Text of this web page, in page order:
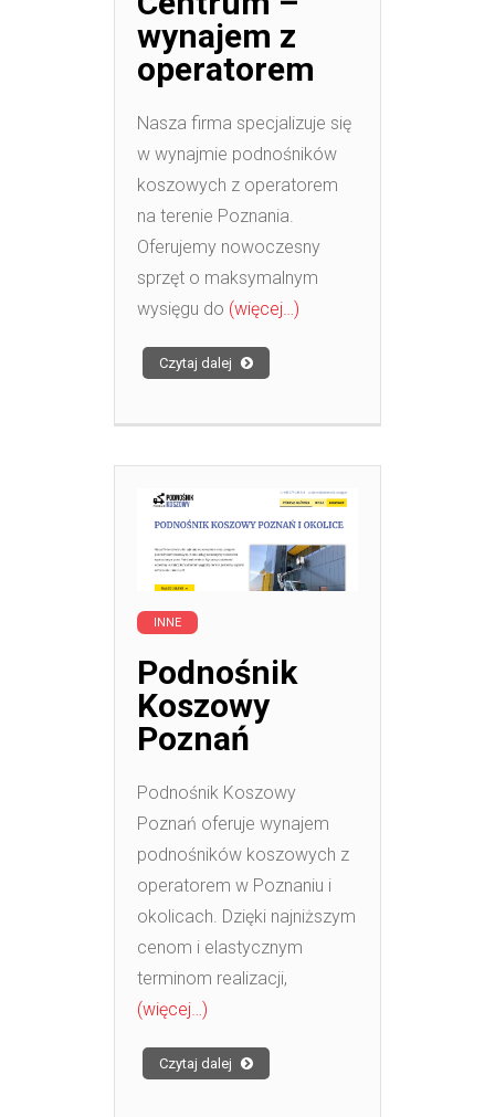
wynajem z
operatorem
Nasza firma specjalizuje się
w wynajmie podnośników
koszowych z operatorem
na terenie Poznania.
Oferujemy nowoczesny
sprzęt o maksymalnym
wysięgu do (więcej…)
Czytaj dalej
INNE
Podnośnik
Koszowy
Poznań
Podnośnik Koszowy
Poznań oferuje wynajem
podnośników koszowych z
operatorem w Poznaniu i
okolicach. Dzięki najniższym
cenom i elastycznym
terminom realizacji,
(więcej…)
Czytaj dalej